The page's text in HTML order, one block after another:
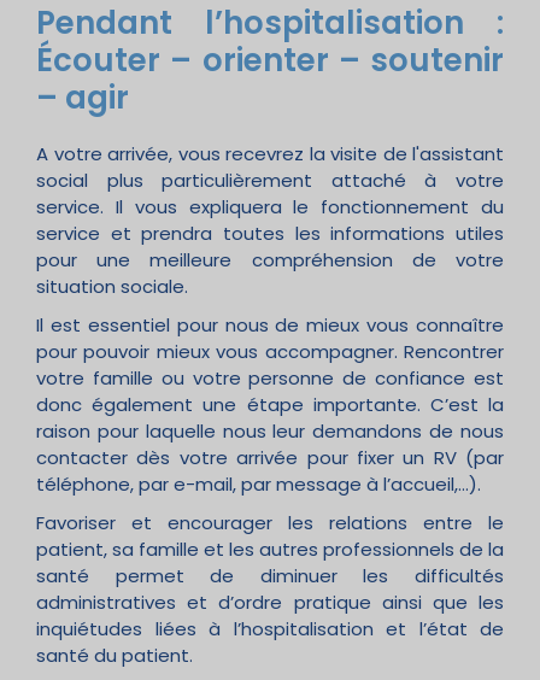
Pendant l’hospitalisation :
Écouter – orienter – soutenir
– agir
A votre arrivée, vous recevrez la visite de l'assistant
social plus particulièrement attaché à votre
service. Il vous expliquera le fonctionnement du
service et prendra toutes les informations utiles
pour une meilleure compréhension de votre
situation sociale.
Il est essentiel pour nous de mieux vous connaître
pour pouvoir mieux vous accompagner. Rencontrer
votre famille ou votre personne de confiance est
donc également une étape importante. C’est la
raison pour laquelle nous leur demandons de nous
contacter dès votre arrivée pour fixer un RV (par
téléphone, par e-mail, par message à l’accueil,…).
Favoriser et encourager les relations entre le
patient, sa famille et les autres professionnels de la
santé permet de diminuer les difficultés
administratives et d’ordre pratique ainsi que les
inquiétudes liées à l’hospitalisation et l’état de
santé du patient.